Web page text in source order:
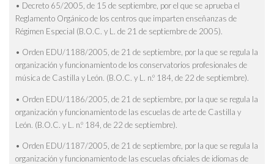
• Decreto 65/2005, de 15 de septiembre, por el que se aprueba el
Reglamento Orgánico de los centros que imparten enseñanzas de
Régimen Especial (B.O.C. y L. de 21 de septiembre de 2005).
• Orden EDU/1188/2005, de 21 de septiembre, por la que se regula la
organización y funcionamiento de los conservatorios profesionales de
música de Castilla y León. (B.O.C. y L. n.º 184, de 22 de septiembre).
• Orden EDU/1186/2005, de 21 de septiembre, por la que se regula la
organización y funcionamiento de las escuelas de arte de Castilla y
León. (B.O.C. y L. n.º 184, de 22 de septiembre).
• Orden EDU/1187/2005, de 21 de septiembre, por la que se regula la
organización y funcionamiento de las escuelas oficiales de idiomas de